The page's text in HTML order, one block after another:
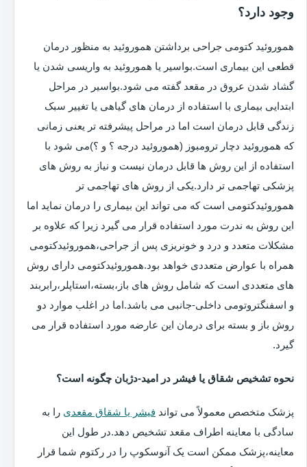
وجود دارد؟
هموروئید کتومی جراحی برداشتن هموروئید به منظور درمان
قطعی این بیماری است.بواسیر یا هموروئید به واریسی شدن یا
گشاد شدن عروق در مقعد گفته می شود.بواسیر در مراحل
ابتدایی بیماری با استفاده از درمان های گیاهی یا تغییر سبک
زندگی قابل درمان است اما در مراحل پیشرفته تر یعنی زمانی
که هموروئید دچار ترومبوز (هموروئید درجه ؟ و ؟)می شود با
استفاده از این روش ها قابل درمان نیست و نیاز به روش های
پزشکی تهاجمی تر دارد.یکی از روش های تهاجمی تر
هموروئیدکتومی است که می تواند این بیماری را درمان نماید اما
این روش به ندرت مورد استفاده قرار می گیرد زیرا که علاوه بر
مشکلات متعدد و درد و خونریزی پس از جراحی،هموروئیدکتومی
همراه با عوارض متعددی خواهد بود.هموروئیدکتومی دارای روش
های متعددی است که شامل روش های باز،بسته،استاپلر،رابربند
و اسفنگتروتومی داخلی-جانبی می باشد.اما در اغلب موارد دو
روش باز و بسته برای درمان این عارضه مورد استفاده قرار می
گیرد.
نحوه تشخیص شقاق یا فیشر در امید-دژبان چگونه است؟
پزشک متخصص معمولاً می تواند فیشر یا شقاق مقعدی را به
سادگی با معاینه اطراف مقعد تشخیص دهد.در طول این
معاینه،پزشک ممکن است یک آنوسکوپ را در رکتوم شما قرار